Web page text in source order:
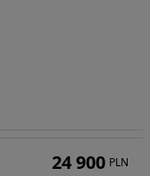
24 900 PLN